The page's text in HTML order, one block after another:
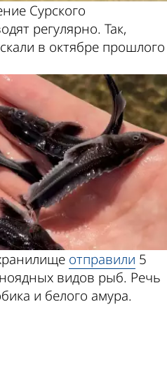
Сурского
регулярно. Так,
в октябре прошлого
отправили 5
видов рыб. Речь
и белого амура.